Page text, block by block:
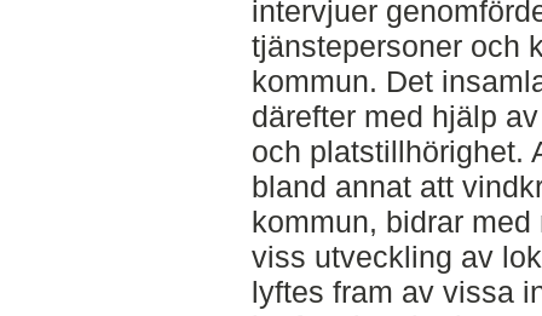
intervjuer
tjänstepersoner och
kommun. Det
därefter med hjälp
och platstillhörighet.
bland annat att
kommun, bidrar
viss utveckling av
lyftes fram av vissa